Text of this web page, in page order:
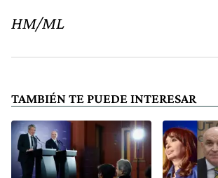
HM/ML
TAMBIÉN TE PUEDE INTERESAR